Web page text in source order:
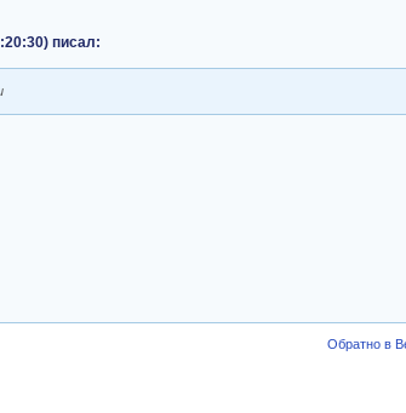
писал:
Обратно в